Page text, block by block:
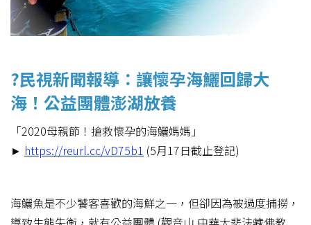
?民視新聞報導：讓懷孕海鱺回歸大
海！公益團體澎湖放養
「2020母親節！搶救懷孕的海鱺媽媽」
► https://reurl.cc/vD75b1 (5月17日截止登記)
海鱺魚是不少饕客喜歡的海鮮之一，但卻因為被過度捕撈，